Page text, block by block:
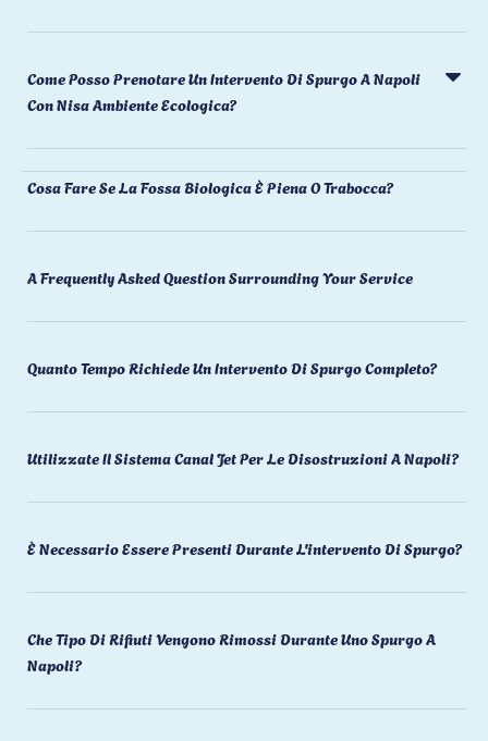
Come Posso Prenotare Un Intervento Di Spurgo A Napoli
Con Nisa Ambiente Ecologica?
Cosa Fare Se La Fossa Biologica È Piena O Trabocca?
A Frequently Asked Question Surrounding Your Service
Quanto Tempo Richiede Un Intervento Di Spurgo Completo?
Utilizzate Il Sistema Canal Jet Per Le Disostruzioni A Napoli?
È Necessario Essere Presenti Durante L'intervento Di Spurgo?
Che Tipo Di Rifiuti Vengono Rimossi Durante Uno Spurgo A
Napoli?